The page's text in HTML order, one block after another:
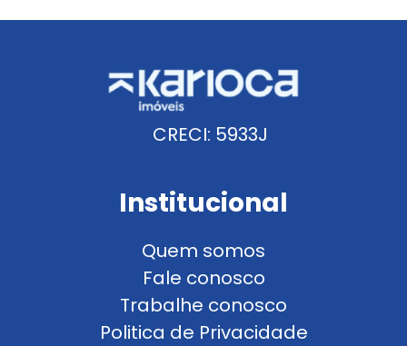
CRECI: 5933J
Institucional
Quem somos
Fale conosco
Trabalhe conosco
Politica de Privacidade